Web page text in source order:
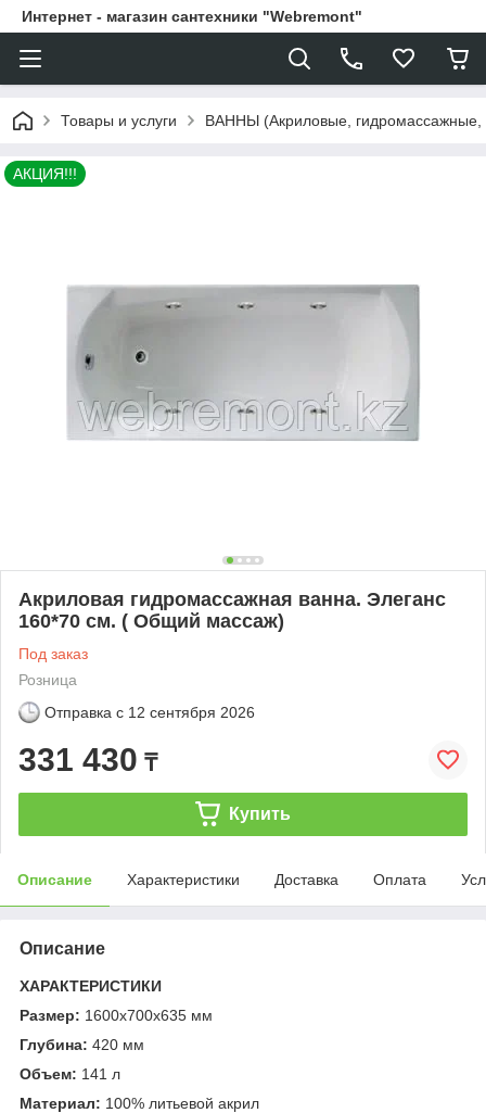
Интернет - магазин сантехники "Webremont"
Товары и услуги ВАННЫ (Акриловые,
АКЦИЯ!!!
Акриловая гидромассажная ванна. Элеганс
160*70 см. ( Общий массаж)
Под заказ
Розница
Отправка с 12 сентября 2026
331 430 ₸
Купить
Описание Характеристики Доставка Оплата
Описание
ХАРАКТЕРИСТИКИ
Размер: 1600x700x635 мм
Глубина: 420 мм
Объем: 141 л
Материал: 100% литьевой акрил